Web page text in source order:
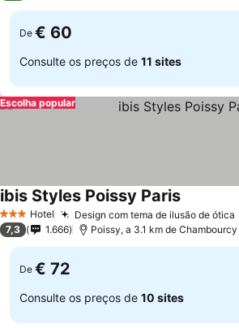
De € 60
Consulte os preços de 11 sites
Escolha popular
3 EstrelasHotel Design com tema de ilusão de ótica
ibis Styles Poissy ParisVer preços
7,3 1.666 Poissy, a 3.1 km de Chambourcy
De € 72
Consulte os preços de 10 sites